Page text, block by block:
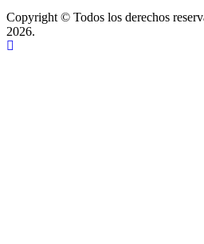
Copyright © Todos los derechos
2026.